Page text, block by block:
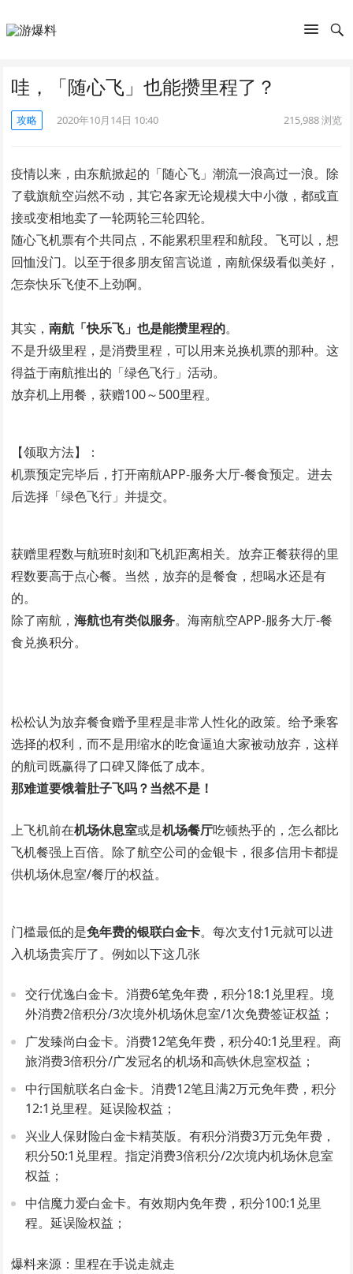
哇，「随心飞」也能攒里程了？
攻略 2020年10月14日 10:40 215,988浏览
疫情以来，由东航掀起的「随心飞」潮流一浪高过一浪。除
了载旗航空岿然不动，其它各家无论规模大中小微，都或直
接或变相地卖了一轮两轮三轮四轮。
随心飞机票有个共同点，不能累积里程和航段。飞可以，想
回恤没门。以至于很多朋友留言说道，南航保级看似美好，
怎奈快乐飞使不上劲啊。
其实，南航「快乐飞」也是能攒里程的。
不是升级里程，是消费里程，可以用来兑换机票的那种。这
得益于南航推出的「绿色飞行」活动。
放弃机上用餐，获赠100～500里程。
【领取方法】：
机票预定完毕后，打开南航APP-服务大厅-餐食预定。进去
后选择「绿色飞行」并提交。
获赠里程数与航班时刻和飞机距离相关。放弃正餐获得的里
程数要高于点心餐。当然，放弃的是餐食，想喝水还是有
的。
除了南航，海航也有类似服务。海南航空APP-服务大厅-餐
食兑换积分。
松松认为放弃餐食赠予里程是非常人性化的政策。给予乘客
选择的权利，而不是用缩水的吃食逼迫大家被动放弃，这样
的航司既赢得了口碑又降低了成本。
那难道要饿着肚子飞吗？当然不是！
上飞机前在机场休息室或是机场餐厅吃顿热乎的，怎么都比
飞机餐强上百倍。除了航空公司的金银卡，很多信用卡都提
供机场休息室/餐厅的权益。
门槛最低的是免年费的银联白金卡。每次支付1元就可以进
入机场贵宾厅了。例如以下这几张
交行优逸白金卡。消费6笔免年费，积分18:1兑里程。境
外消费2倍积分/3次境外机场休息室/1次免费签证权益；
广发臻尚白金卡。消费12笔免年费，积分40:1兑里程。商
旅消费3倍积分/广发冠名的机场和高铁休息室权益；
中行国航联名白金卡。消费12笔且满2万元免年费，积分
12:1兑里程。延误险权益；
兴业人保财险白金卡精英版。有积分消费3万元免年费，
积分50:1兑里程。指定消费3倍积分/2次境内机场休息室
权益；
中信魔力爱白金卡。有效期内免年费，积分100:1兑里
程。延误险权益；
爆料来源：里程在手说走就走